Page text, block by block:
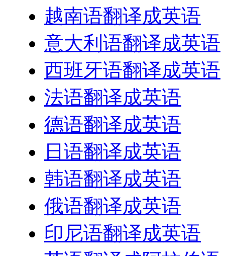
越南语翻译成英语
意大利语翻译成英语
西班牙语翻译成英语
法语翻译成英语
德语翻译成英语
日语翻译成英语
韩语翻译成英语
俄语翻译成英语
印尼语翻译成英语